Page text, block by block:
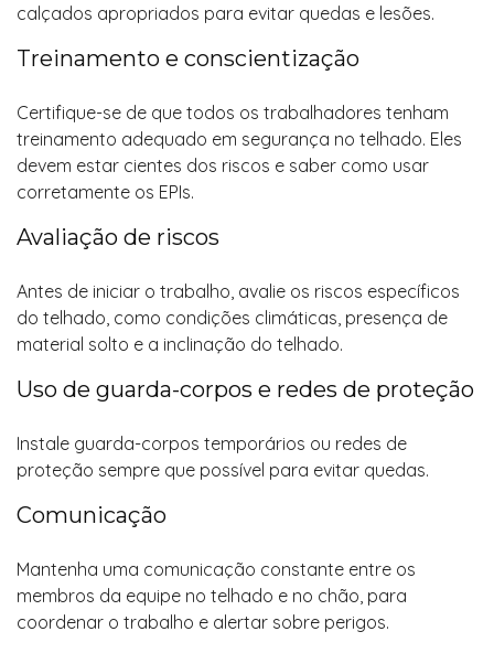
calçados apropriados para evitar quedas e lesões.
Treinamento e conscientização
Certifique-se de que todos os trabalhadores tenham
treinamento adequado em segurança no telhado. Eles
devem estar cientes dos riscos e saber como usar
corretamente os EPIs.
Avaliação de riscos
Antes de iniciar o trabalho, avalie os riscos específicos
do telhado, como condições climáticas, presença de
material solto e a inclinação do telhado.
Uso de guarda-corpos e redes de proteção
Instale guarda-corpos temporários ou redes de
proteção sempre que possível para evitar quedas.
Comunicação
Mantenha uma comunicação constante entre os
membros da equipe no telhado e no chão, para
coordenar o trabalho e alertar sobre perigos.